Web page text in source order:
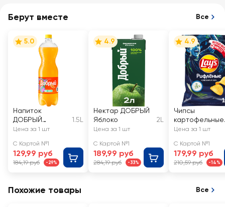
Берут вместе Все
5.0
Напиток
ДОБРЫЙ
Апельсин с
сильногазирова
нный
1.5L
Цена за 1 шт
С Картой №1
129,99 руб
184,19 руб -29%
4.9
Нектар ДОБРЫЙ
Яблоко
2L
Цена за 1 шт
С Картой №1
189,99 руб
284,19 руб -33%
4.9
Чипсы
картофельные
LAY'S Сметана
Цена за 1 шт
С Картой №1
179,99 руб
210,59 руб -14%
Похожие товары Все